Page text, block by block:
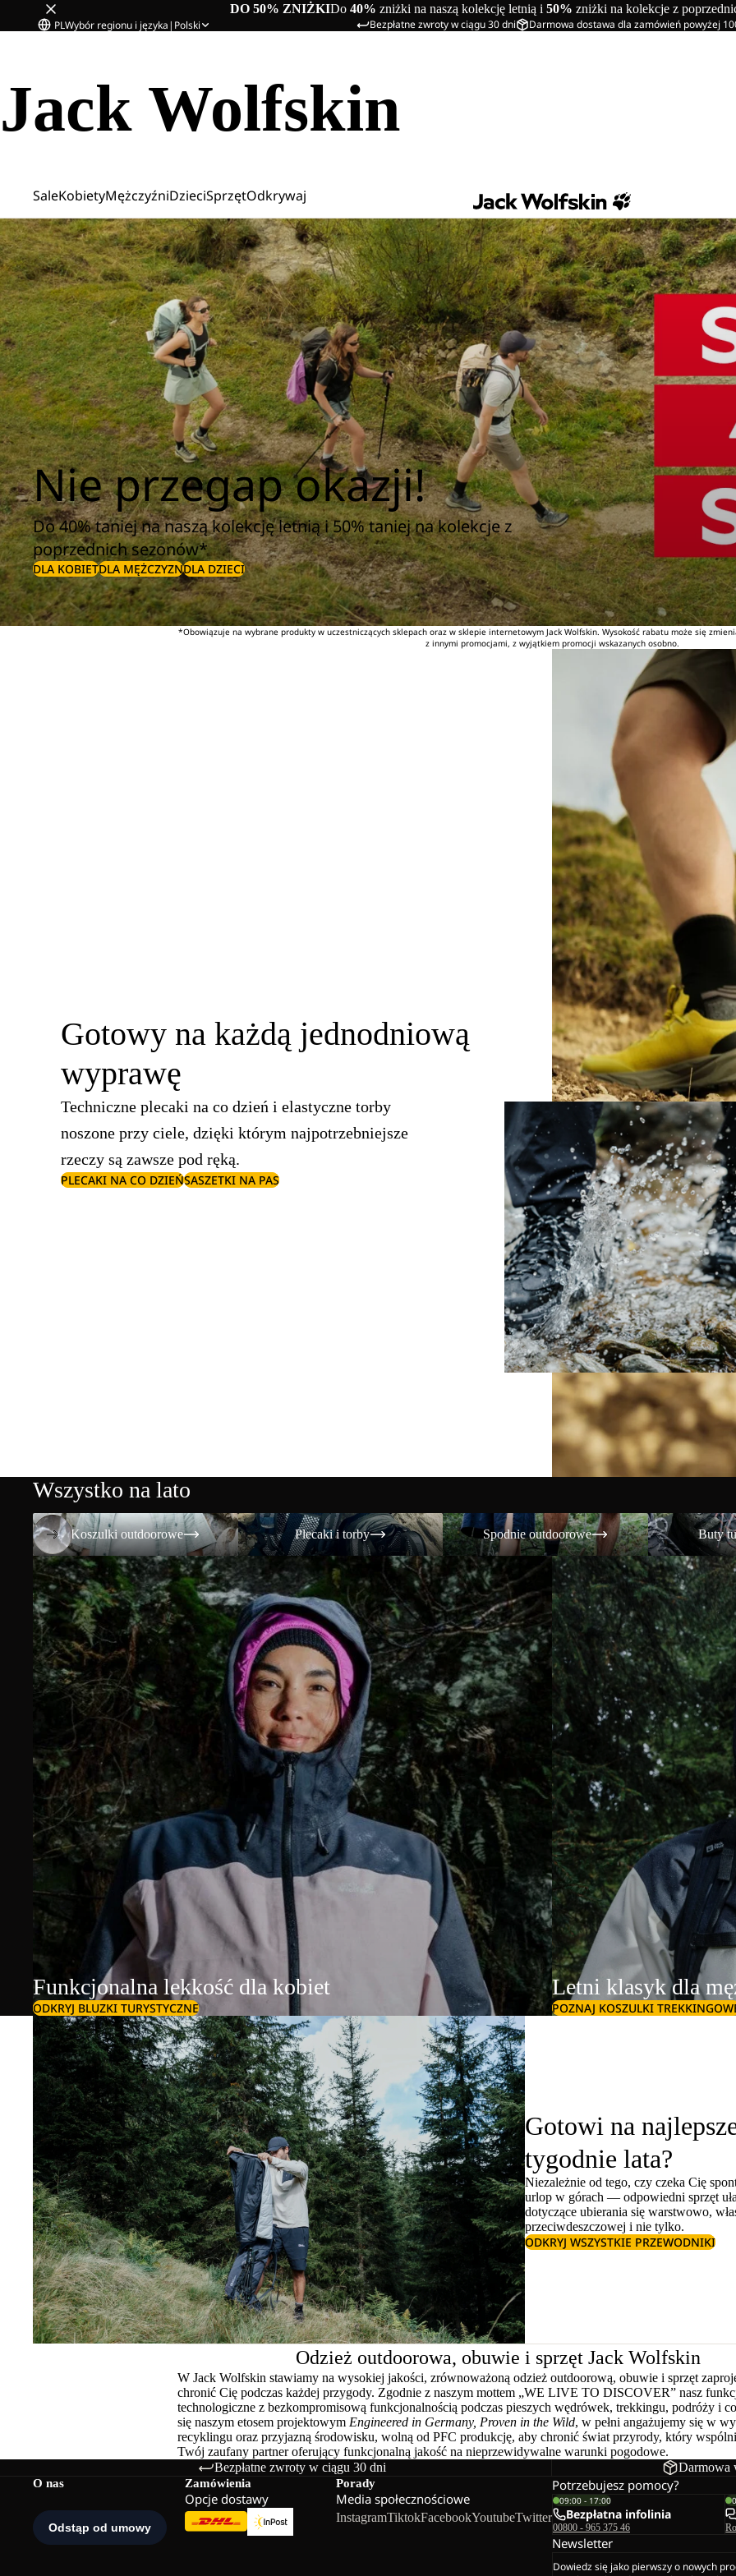
DO 50% ZNIŻKIDo 40% zniżki na naszą kolekcję letnią i 50% zniżki na kolekcje z
Bezpłatne zwroty w ciągu 30 dni Darmowa dostawa dla zamówień powyżej
PLWybór regionu i języka| Polski
Jack Wolfskin
SaleKobietyMężczyźniDzieciSprzętOdkrywaj
Nie przegap okazji!
Do 40% taniej na naszą kolekcję letnią i 50% taniej na kolekcje z
poprzednich sezonów*
DLA KOBIETDLA MĘŻCZYZNDLA DZIECI
*Obowiązuje na wybrane produkty w uczestniczących sklepach oraz w sklepie internetowym Jack Wolfskin. Wysokość rabatu może się
z innymi promocjami, z wyjątkiem promocji wskazanych osobno.
Gotowy na każdą jednodniową
wyprawę
Techniczne plecaki na co dzień i elastyczne torby
noszone przy ciele, dzięki którym najpotrzebniejsze
rzeczy są zawsze pod ręką.
PLECAKI NA CO DZIEŃSASZETKI NA PAS
Wszystko na lato
Koszulki outdoorowe
Koszulki outdoorowe
Plecaki i torby
Plecaki i torby
Spodnie outdoorowe
Spodnie outdoorowe
Buty turystyczne
Buty
Funkcjonalna lekkość dla kobiet
ODKRYJ BLUZKI TURYSTYCZNE
Letni klasyk dla
POZNAJ KOSZULKI
Gotowi na
tygodnie lata?
Niezależnie od tego, czy czeka Cię
urlop w górach — odpowiedni sprzęt
dotyczące ubierania się warstwowo,
przeciwdeszczowej i nie tylko.
ODKRYJ WSZYSTKIE PRZEWODNIKI
Odzież outdoorowa, obuwie i sprzęt Jack Wolfskin
W Jack Wolfskin stawiamy na wysokiej jakości, zrównoważoną odzież outdoorową, obuwie i sprzęt
chronić Cię podczas każdej przygody. Zgodnie z naszym mottem „WE LIVE TO DISCOVER” nasz
technologiczne z bezkompromisową funkcjonalnością podczas pieszych wędrówek, trekkingu, podróży i
się naszym etosem projektowym Engineered in Germany, Proven in the Wild, w pełni angażujemy się w
recyklingu oraz przyjazną środowisku, wolną od PFC produkcję, aby chronić świat przyrody, który
Twój zaufany partner oferujący funkcjonalną jakość na nieprzewidywalne warunki pogodowe.
Bezpłatne zwroty w ciągu 30 dni
Darmowa
O nas Zamówienia
Opcje dostawy
Porady
Media społecznościowe
InstagramTiktokFacebookYoutubeTwitter
Potrzebujesz pomocy?
09:00 - 17:00
Bezpłatna infolinia
00800 - 965 375 46
Newsletter
Dowiedz się jako pierwszy o nowych